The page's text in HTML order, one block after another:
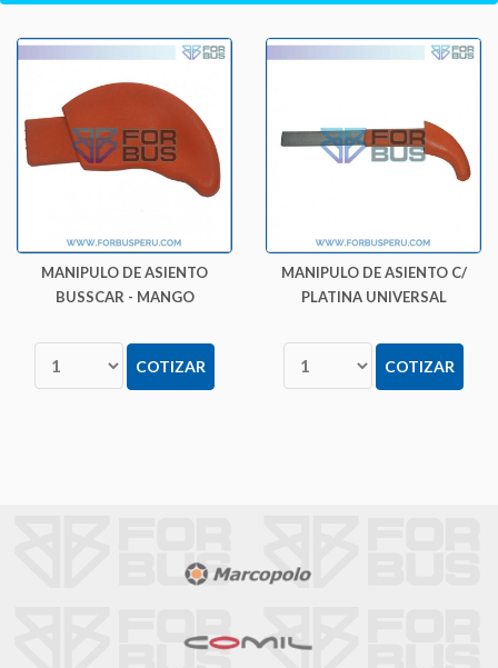
MANIPULO DE ASIENTO
BUSSCAR - MANGO
COTIZAR
MANIPULO DE ASIENTO C/
PLATINA UNIVERSAL
COTIZAR